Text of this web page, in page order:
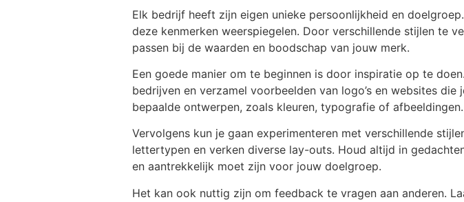
Elk bedrijf heeft zijn eigen unieke persoonlijkheid en
deze kenmerken weerspiegelen. Door verschillende stijlen te
passen bij de waarden en boodschap van jouw merk.
Een goede manier om te beginnen is door inspiratie op te
bedrijven en verzamel voorbeelden van logo’s en websites
bepaalde ontwerpen, zoals kleuren, typografie of afbeeldingen.
Vervolgens kun je gaan experimenteren met verschillende
lettertypen en verken diverse lay-outs. Houd altijd in
en aantrekkelijk moet zijn voor jouw doelgroep.
Het kan ook nuttig zijn om feedback te vragen aan anderen.